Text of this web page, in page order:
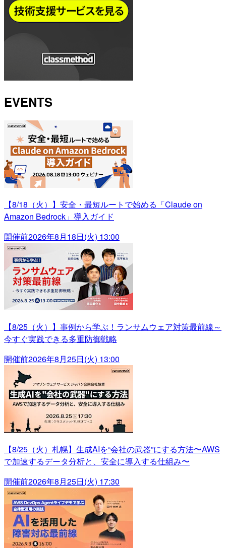
EVENTS
【8/18（火）】安全・最短ルートで始める「Claude on
Amazon Bedrock」導入ガイド
開催前2026年8月18日(火) 13:00
【8/25（火）】事例から学ぶ！ランサムウェア対策最前線～
今すぐ実践できる多重防御戦略
開催前2026年8月25日(火) 13:00
【8/25（火）札幌】生成AIを“会社の武器”にする方法〜AWS
で加速するデータ分析と、安全に導入する仕組み〜
開催前2026年8月25日(火) 17:30